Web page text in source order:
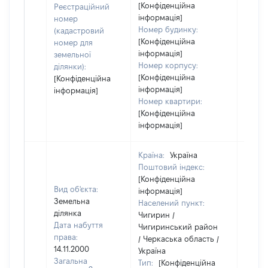
Реєстраційний
номер
(кадастровий
номер для
земельної
ділянки):
[Конфіденційна
інформація]
[Конфіденційна
інформація]
Номер будинку:
[Конфіденційна
інформація]
Номер корпусу:
[Конфіденційна
інформація]
Номер квартири:
[Конфіденційна
інформація]
Вид об'єкта:
Земельна
ділянка
Дата набуття
права:
14.11.2000
Загальна
Країна:
Україна
Поштовий індекс:
[Конфіденційна
інформація]
Населений пункт:
Чигирин /
Чигиринський район
/ Черкаська область /
Україна
Тип:
[Конфіденційна